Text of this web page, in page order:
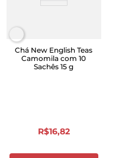
Chá New English Teas
Camomila com 10
Sachês 15 g
R$16,82